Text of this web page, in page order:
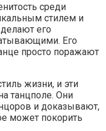
среди
стилем и
его
Его
просто поражают
жизни, и эти
танцполе. Они
и доказывают,
может покорить